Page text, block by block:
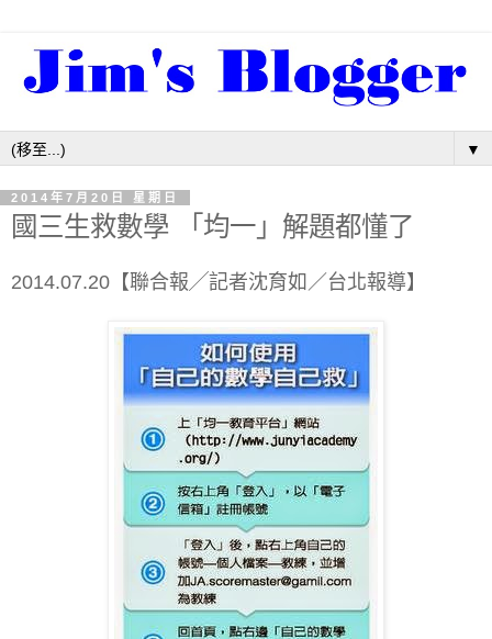
▼
2014年7月20日 星期日
國三生救數學 「均一」解題都懂了
2014.07.20【聯合報╱記者沈育如／台北報導】